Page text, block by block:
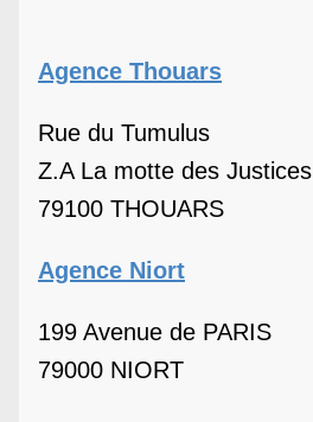
Agence Thouars
Rue du Tumulus
Z.A La motte des Justices
79100 THOUARS
Agence Niort
199 Avenue de PARIS
79000 NIORT